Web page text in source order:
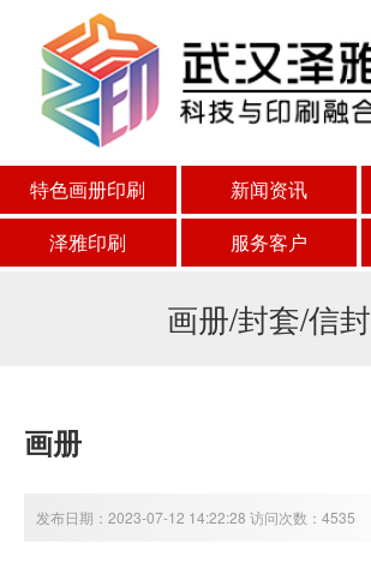
特色画册印刷 新闻资讯
泽雅印刷
服务客户
画册/封套/信封
画册
发布日期：2023-07-12 14:22:28 访问次数：4535